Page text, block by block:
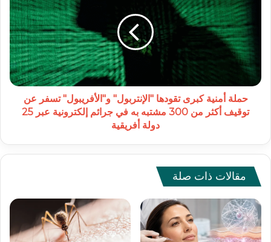
كبرى
تقودها
"الإنتربول"
و"الأفريبول"
تسفر
عن
توقيف
جرائم
إلكترونية
عبر
25
دولة
أفريقية
حملة أمنية كبرى تقودها "الإنتربول" و"الأفريبول" تسفر عن
توقيف أكثر من 300 مشتبه به في جرائم إلكترونية عبر 25
دولة أفريقية
مقالات ذات صلة